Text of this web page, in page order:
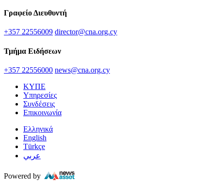
Γραφείο Διευθυντή
+357 22556009 director@cna.org.cy
Τμήμα Ειδήσεων
+357 22556000 news@cna.org.cy
ΚΥΠΕ
Υπηρεσίες
Συνδέσεις
Επικοινωνία
Ελληνικά
English
Türkçe
عربي
Powered by